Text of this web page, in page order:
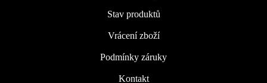
Stav produktů
Vrácení zboží
Podmínky záruky
Kontakt